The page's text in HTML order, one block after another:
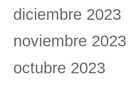
diciembre 2023
noviembre 2023
octubre 2023